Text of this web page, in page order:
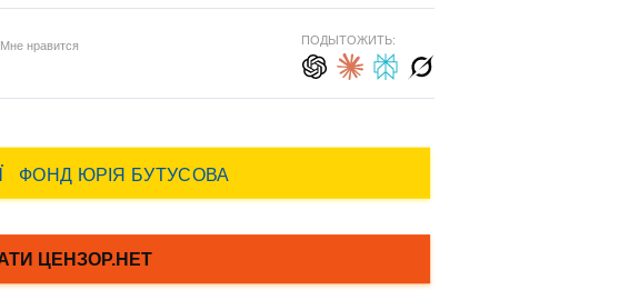
Мне нравится ПОДЫТОЖИТЬ: